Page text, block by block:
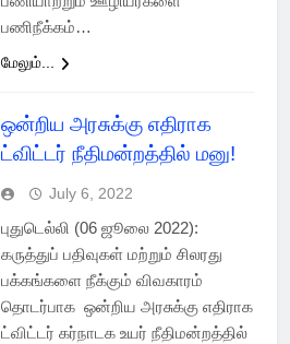
பணிநீக்கம்…
மேலும்...
ஒன்றிய அரசுக்கு எதிராக
ட்விட்டர் நீதிமன்றத்தில் மனு!
July 6, 2022
புதுடெல்லி (06 ஜூலை 2022):
கருத்துப் பதிவுகள் மற்றும் சிலரது
பக்கங்களை நீக்கும் விவகாரம்
தொடர்பாக ஒன்றிய அரசுக்கு எதிராக
ட்விட்டர் கர்நாடக உயர் நீதிமன்றத்தில்